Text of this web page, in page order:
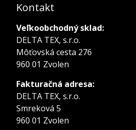
Kontakt
Veľkoobchodný sklad:
DELTA TEX, s.r.o.
Môťovská cesta 276
960 01 Zvolen
Fakturačná adresa:
DELTA TEX, s.r.o.
Smreková 5
960 01 Zvolen